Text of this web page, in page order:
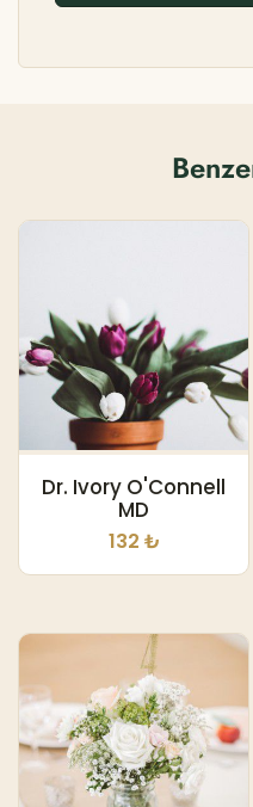
Dr. Ivory O'Connell
MD
132 ₺